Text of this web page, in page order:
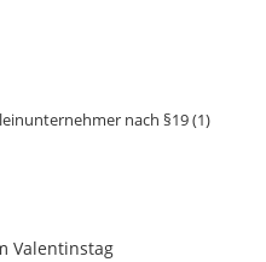
nach §19 (1)
Valentinstag